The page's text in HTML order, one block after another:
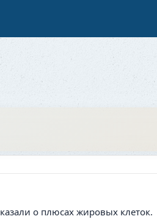
о плюсах жировых клеток.